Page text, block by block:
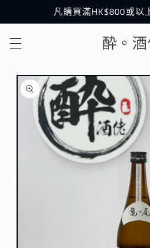
凡購買滿HK$800或以
酔。
略過產
品資訊